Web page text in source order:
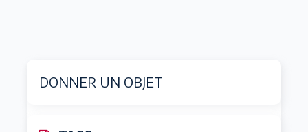
DONNER UN OBJET